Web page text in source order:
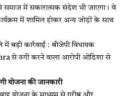
समाज में सकारात्मक संदेश भी जाएगा। वे
में शामिल होकर अन्य जोड़ों के साथ
में बड़ी कार्रवाई : बीजेपी विधायक
से ठगी करने वाला आरोपी ओडिशा से
योजना की जानकारी